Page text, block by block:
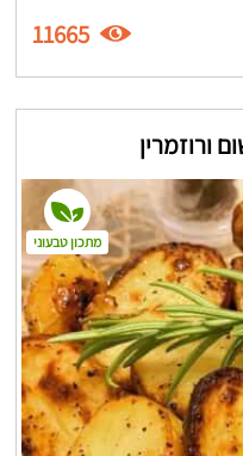
11665
ורוזמרין
מתכון טבעוני